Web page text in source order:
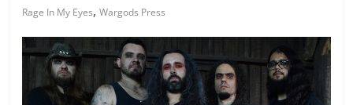
Rage In My Eyes,Wargods Press